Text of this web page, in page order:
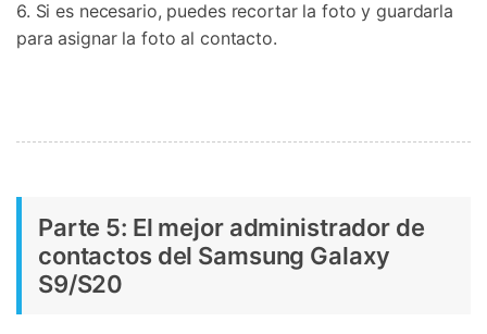
6. Si es necesario, puedes recortar la foto y guardarla
para asignar la foto al contacto.
Parte 5: El mejor administrador de
contactos del Samsung Galaxy
S9/S20